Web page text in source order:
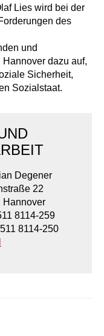
Hof
Weg /
/
/
Straße
Weg
Hof
/
Weg /
Straße
Lies wird bei der
des
und
dazu auf,
Sicherheit,
Sozialstaat.
Degener
22
Hannover
8114-259
8114-250